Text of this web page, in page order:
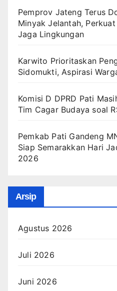
Pemprov Jateng Terus
Minyak Jelantah,
Jaga Lingkungan
Karwito Prioritaskan
Sidomukti, Aspirasi
Komisi D DPRD Pati
Tim Cagar Budaya soal
Pemkab Pati Gandeng
Siap Semarakkan Hari
2026
Arsip
Agustus 2026
Juli 2026
Juni 2026